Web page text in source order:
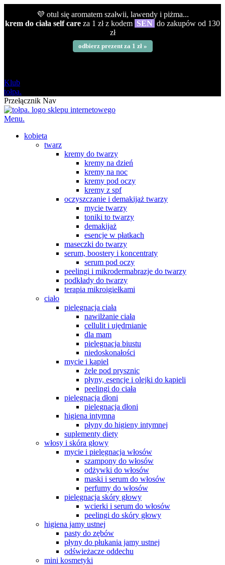
💜 otul się aromatem szałwii, lawendy i piżma...
krem do ciała self care za 1 zł z kodem SEN do zakupów od 130
zł
odbierz prezent za 1 zł »
Klub
tołpa.
Przełącznik Nav
Menu.
kobieta
twarz
kremy do twarzy
kremy na dzień
kremy na noc
kremy pod oczy
kremy z spf
oczyszczanie i demakijaż twarzy
mycie twarzy
toniki to twarzy
demakijaż
esencje w płatkach
maseczki do twarzy
serum, boostery i koncentraty
serum pod oczy
peelingi i mikrodermabrazje do twarzy
podkłady do twarzy
terapia mikroigiełkami
ciało
pielęgnacja ciała
nawilżanie ciała
cellulit i ujędrnianie
dla mam
pielęgnacja biustu
niedoskonałości
mycie i kąpiel
żele pod prysznic
płyny, esencje i olejki do kąpieli
peelingi do ciała
pielęgnacja dłoni
pielęgnacja dłoni
higiena intymna
płyny do higieny intymnej
suplementy diety
włosy i skóra głowy
mycie i pielęgnacja włosów
szampony do włosów
odżywki do włosów
maski i serum do włosów
perfumy do włosów
pielęgnacja skóry głowy
wcierki i serum do włosów
peelingi do skóry głowy
higiena jamy ustnej
pasty do zębów
płyny do płukania jamy ustnej
odświeżacze oddechu
mini kosmetyki